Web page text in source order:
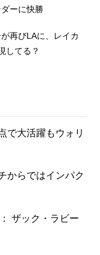
ーに快勝
再びLAに、レイカ
してる？
で大活躍もウォリ
からではインパク
ザック・ラビー